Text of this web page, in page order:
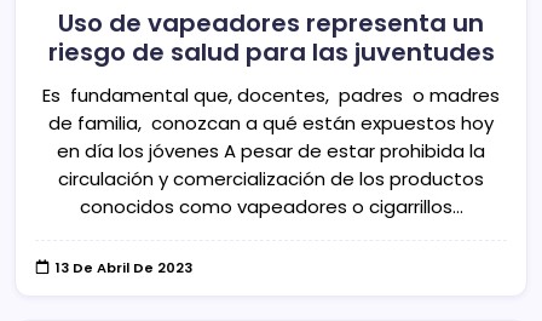
Uso de vapeadores representa un
riesgo de salud para las juventudes
Es fundamental que, docentes, padres o madres
de familia, conozcan a qué están expuestos hoy
en día los jóvenes A pesar de estar prohibida la
circulación y comercialización de los productos
conocidos como vapeadores o cigarrillos…
13 De Abril De 2023